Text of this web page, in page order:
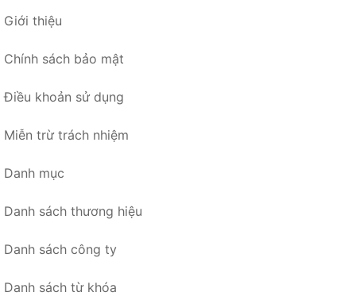
Giới thiệu
Chính sách bảo mật
Điều khoản sử dụng
Miễn trừ trách nhiệm
Danh mục
Danh sách thương hiệu
Danh sách công ty
Danh sách từ khóa